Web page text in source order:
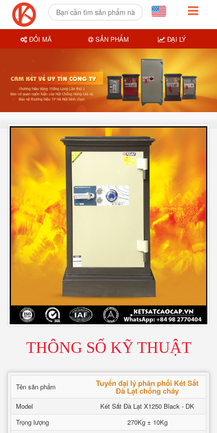
THÔNG SỐ KỸ THUẬT
Tên sản phẩm Tuyển đại lý phân phối Két Sắt
Đà Lạt chống cháy
Model
Két Sắt Đà Lạt X1250 Black - DK
Trọng lượng
270Kg ± 10Kg
ĐỔI MÃ SẢN PHẨM ĐẠI LÝ